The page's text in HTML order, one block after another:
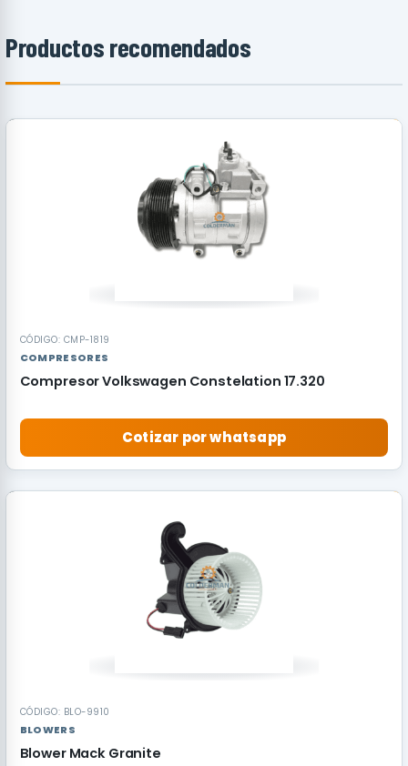
Productos recomendados
CÓDIGO: CMP-1819
COMPRESORES
Compresor Volkswagen Constelation 17.320
Cotizar por whatsapp
CÓDIGO: BLO-9910
BLOWERS
Blower Mack Granite